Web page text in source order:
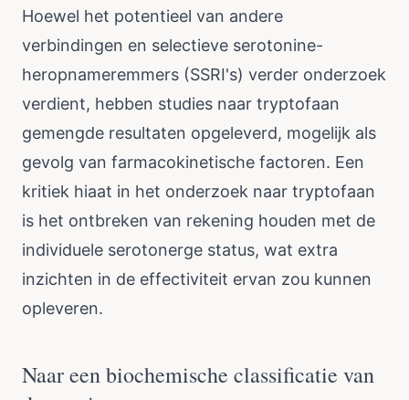
Hoewel het potentieel van andere
verbindingen en selectieve serotonine-
heropnameremmers (SSRI's) verder onderzoek
verdient, hebben studies naar tryptofaan
gemengde resultaten opgeleverd, mogelijk als
gevolg van farmacokinetische factoren. Een
kritiek hiaat in het onderzoek naar tryptofaan
is het ontbreken van rekening houden met de
individuele serotonerge status, wat extra
inzichten in de effectiviteit ervan zou kunnen
opleveren.
Naar een biochemische classificatie van